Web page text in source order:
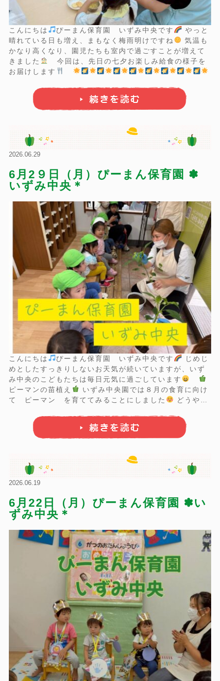
こんにちは ぴーまん保育園 いずみ中央です
やっと
晴れている日も増え、まもなく梅雨明けですね
気温も
かなり高くなり、園児たちも室内で過ごすことが増えて
きました
今回は、先日の七夕お楽しみ給食の様子を
お届けします
はん のり塩鶏から揚げ 短冊サラダ 七夕そうめん汁 みか
...
2026.06.29
6月2９日（月）ぴーまん保育園 ✽
いずみ中央＊
こんにちは ぴーまん保育園 いずみ中央です
じめじ
めとしたすっきりしないお天気が続いていますが、いず
み中央のこどもたちは毎日元気に過ごしています
ピーマンの苗植え
いずみ中央園では８月の食育に向け
て ピーマン を育ててみることにしました
どうやっ
話をしていきます
『苗を植える前に近くでよく見
てみよう
『ち ...
2026.06.19
6月22日（月）ぴーまん保育園 ✽い
ずみ中央＊